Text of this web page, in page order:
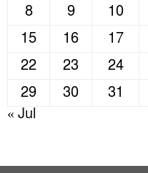
8
9 10
15
16 17
22
23 24
29
30
31
« Jul